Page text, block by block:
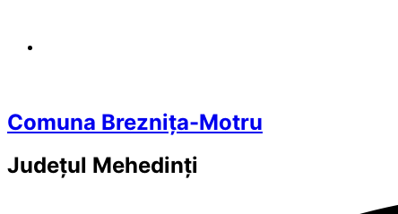
Comuna Breznița-Motru
Județul Mehedinți